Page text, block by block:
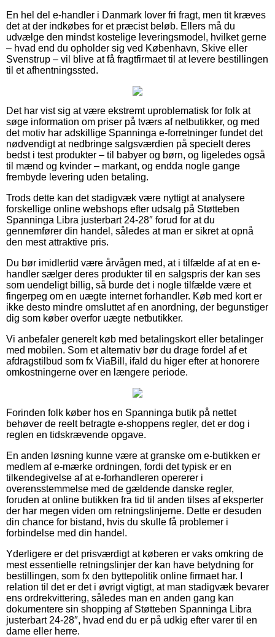
En hel del e-handler i Danmark lover fri fragt, men tit kræves
det at der indkøbes for et præcist beløb. Ellers må du
udvælge den mindst kostelige leveringsmodel, hvilket gerne
– hvad end du opholder sig ved København, Skive eller
Svenstrup – vil blive at få fragtfirmaet til at levere bestillingen
til et afhentningssted.
Det har vist sig at være ekstremt uproblematisk for folk at
søge information om priser på tværs af netbutikker, og med
det motiv har adskillige Spanninga e-forretninger fundet det
nødvendigt at nedbringe salgsværdien på specielt deres
bedst i test produkter – til babyer og børn, og ligeledes også
til mænd og kvinder – markant, og endda nogle gange
frembyde levering uden betaling.
Trods dette kan det stadigvæk være nyttigt at analysere
forskellige online webshops efter udsalg på Støtteben
Spanninga Libra justerbart 24-28″ forud for at du
gennemfører din handel, således at man er sikret at opnå
den mest attraktive pris.
Du bør imidlertid være årvågen med, at i tilfælde af at en e-
handler sælger deres produkter til en salgspris der kan ses
som uendeligt billig, så burde det i nogle tilfælde være et
fingerpeg om en uægte internet forhandler. Køb med kort er
ikke desto mindre omsluttet af en anordning, der begunstiger
dig som køber overfor uægte netbutikker.
Vi anbefaler generelt køb med betalingskort eller betalinger
med mobilen. Som et alternativ bør du drage fordel af et
afdragstilbud som fx ViaBill, ifald du higer efter at honorere
omkostningerne over en længere periode.
Forinden folk køber hos en Spanninga butik på nettet
behøver de reelt betragte e-shoppens regler, det er dog i
reglen en tidskrævende opgave.
En anden løsning kunne være at granske om e-butikken er
medlem af e-mærke ordningen, fordi det typisk er en
tilkendegivelse af at e-forhandleren opererer i
overensstemmelse med de gældende danske regler,
foruden at online butikken fra tid til anden tilses af eksperter
der har megen viden om retningslinjerne. Dette er desuden
din chance for bistand, hvis du skulle få problemer i
forbindelse med din handel.
Yderligere er det prisværdigt at køberen er vaks omkring de
mest essentielle retningslinjer der kan have betydning for
bestillingen, som fx den byttepolitik online firmaet har. I
relation til det er det i øvrigt vigtigt, at man stadigvæk bevarer
ens ordrekvittering, således man en anden gang kan
dokumentere sin shopping af Støtteben Spanninga Libra
justerbart 24-28″, hvad end du er på udkig efter varer til en
dame eller herre.